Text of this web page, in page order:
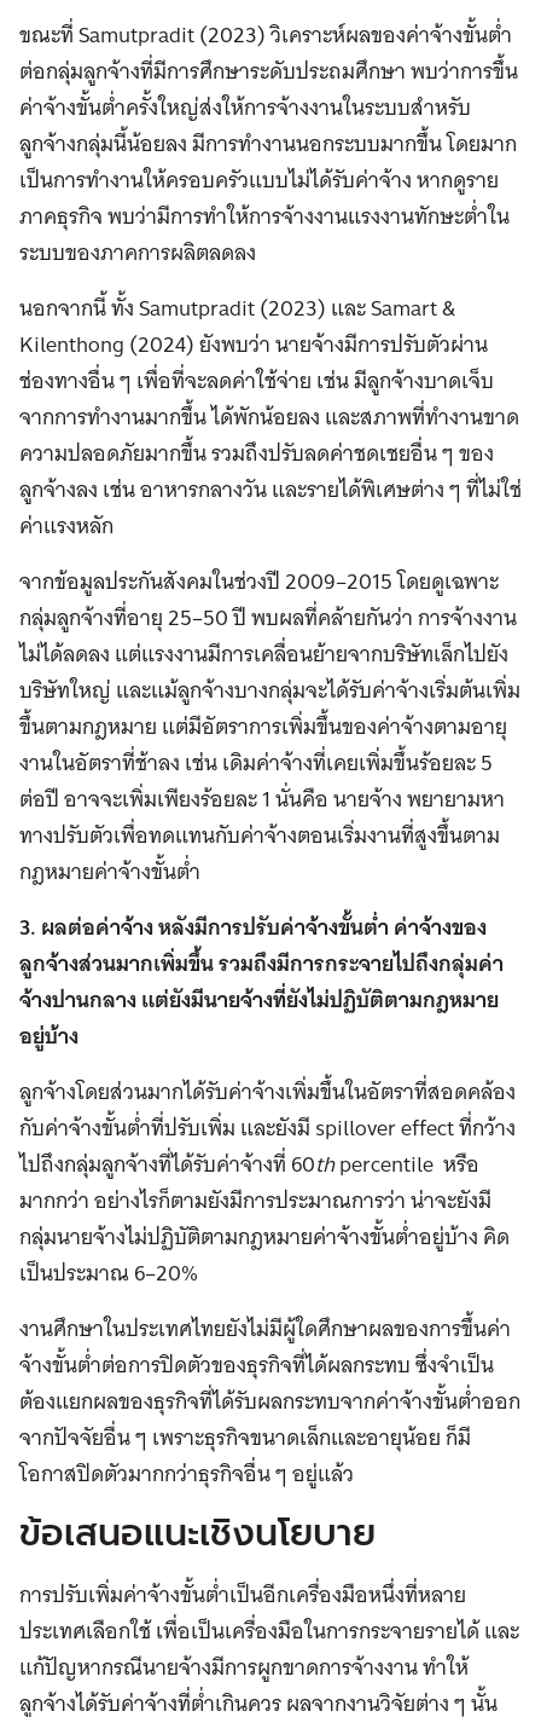
ขณะที่ Samutpradit (2023) วิเคราะห์ผลของค่าจ้างขั้นต่ำ
ต่อกลุ่มลูกจ้างที่มีการศึกษาระดับประถมศึกษา พบว่าการขึ้น
ค่าจ้างขั้นต่ำครั้งใหญ่ส่งให้การจ้างงานในระบบสำหรับ
ลูกจ้างกลุ่มนี้น้อยลง มีการทำงานนอกระบบมากขึ้น โดยมาก
เป็นการทำงานให้ครอบครัวแบบไม่ได้รับค่าจ้าง หากดูราย
ภาคธุรกิจ พบว่ามีการทำให้การจ้างงานแรงงานทักษะต่ำใน
ระบบของภาคการผลิตลดลง
นอกจากนี้ ทั้ง Samutpradit (2023) และ Samart &
Kilenthong (2024) ยังพบว่า นายจ้างมีการปรับตัวผ่าน
ช่องทางอื่น ๆ เพื่อที่จะลดค่าใช้จ่าย เช่น มีลูกจ้างบาดเจ็บ
จากการทำงานมากขึ้น ได้พักน้อยลง และสภาพที่ทำงานขาด
ความปลอดภัยมากขึ้น รวมถึงปรับลดค่าชดเชยอื่น ๆ ของ
ลูกจ้างลง เช่น อาหารกลางวัน และรายได้พิเศษต่าง ๆ ที่ไม่ใช่
ค่าแรงหลัก
จากข้อมูลประกันสังคมในช่วงปี 2009–2015 โดยดูเฉพาะ
กลุ่มลูกจ้างที่อายุ 25–50 ปี พบผลที่คล้ายกันว่า การจ้างงาน
ไม่ได้ลดลง แต่แรงงานมีการเคลื่อนย้ายจากบริษัทเล็กไปยัง
บริษัทใหญ่ และแม้ลูกจ้างบางกลุ่มจะได้รับค่าจ้างเริ่มต้นเพิ่ม
ขึ้นตามกฎหมาย แต่มีอัตราการเพิ่มขึ้นของค่าจ้างตามอายุ
งานในอัตราที่ช้าลง เช่น เดิมค่าจ้างที่เคยเพิ่มขึ้นร้อยละ 5
ต่อปี อาจจะเพิ่มเพียงร้อยละ 1 นั่นคือ นายจ้าง พยายามหา
ทางปรับตัวเพื่อทดแทนกับค่าจ้างตอนเริ่มงานที่สูงขึ้นตาม
กฎหมายค่าจ้างขั้นต่ำ
3. ผลต่อค่าจ้างหลังมีการปรับค่าจ้างขั้นต่ำ ค่าจ้างของ
ลูกจ้างส่วนมากเพิ่มขึ้น รวมถึงมีการกระจายไปถึงกลุ่มค่า
จ้างปานกลาง แต่ยังมีนายจ้างที่ยังไม่ปฏิบัติตามกฎหมาย
อยู่บ้าง
ลูกจ้างโดยส่วนมากได้รับค่าจ้างเพิ่มขึ้นในอัตราที่สอดคล้อง
กับค่าจ้างขั้นต่ำที่ปรับเพิ่ม และยังมี spillover effect ที่กว้าง
ไปถึงกลุ่มลูกจ้างที่ได้รับค่าจ้างที่ 60thpercentile หรือ
มากกว่า อย่างไรก็ตามยังมีการประมาณการว่า น่าจะยังมี
กลุ่มนายจ้างไม่ปฏิบัติตามกฎหมายค่าจ้างขั้นต่ำอยู่บ้าง คิด
เป็นประมาณ 6–20%
งานศึกษาในประเทศไทยยังไม่มีผู้ใดศึกษาผลของการขึ้นค่า
จ้างขั้นต่ำต่อการปิดตัวของธุรกิจที่ได้ผลกระทบ ซึ่งจำเป็น
ต้องแยกผลของธุรกิจที่ได้รับผลกระทบจากค่าจ้างขั้นต่ำออก
จากปัจจัยอื่น ๆ เพราะธุรกิจขนาดเล็กและอายุน้อย ก็มี
โอกาสปิดตัวมากกว่าธุรกิจอื่น ๆ อยู่แล้ว
ข้อเสนอแนะเชิงนโยบาย
การปรับเพิ่มค่าจ้างขั้นต่ำเป็นอีกเครื่องมือหนึ่งที่หลาย
ประเทศเลือกใช้ เพื่อเป็นเครื่องมือในการกระจายรายได้ และ
แก้ปัญหากรณีนายจ้างมีการผูกขาดการจ้างงาน ทำให้
ลูกจ้างได้รับค่าจ้างที่ต่ำเกินควร ผลจากงานวิจัยต่าง ๆ นั้น